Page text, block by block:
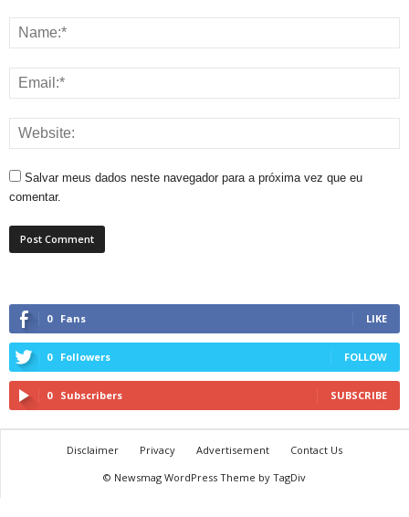
Salvar meus dados neste navegador para a próxima vez que eu
comentar.
0 Fans LIKE
0 Followers FOLLOW
0 Subscribers SUBSCRIBE
Disclaimer Privacy Advertisement
Contact Us
© Newsmag WordPress Theme by TagDiv